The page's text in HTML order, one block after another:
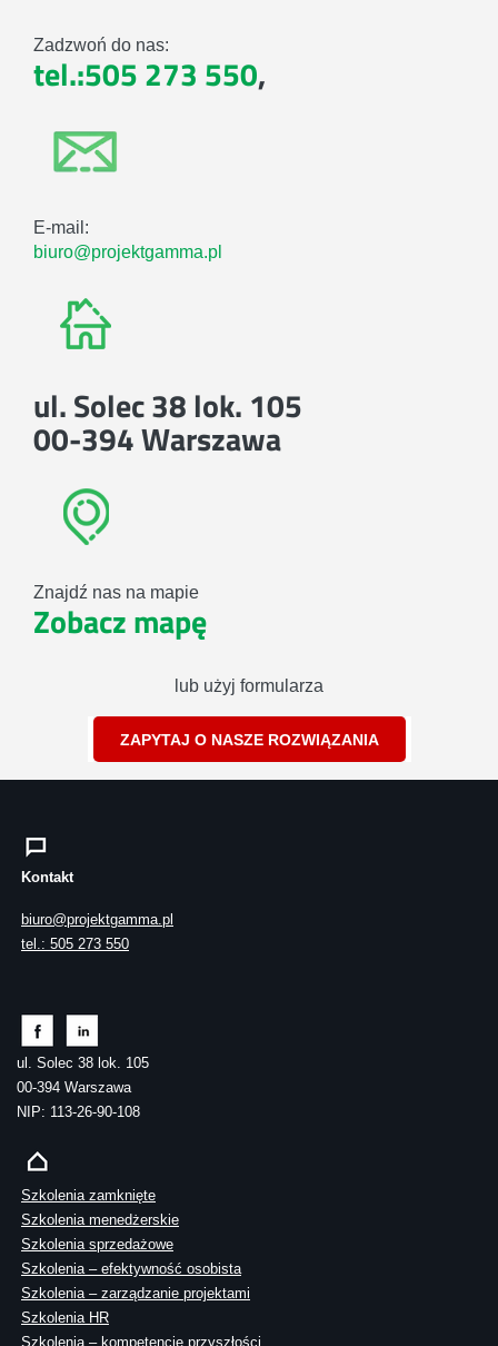
Zadzwoń do nas:
tel.:505 273 550,
E-mail:
biuro@projektgamma.pl
ul. Solec 38 lok. 105
00-394 Warszawa
Znajdź nas na mapie
Zobacz mapę
lub użyj formularza
ZAPYTAJ O NASZE ROZWIĄZANIA
Kontakt
biuro@projektgamma.pl
tel.: 505 273 550
ul. Solec 38 lok. 105
00-394 Warszawa
NIP: 113-26-90-108
Szkolenia zamknięte
Szkolenia menedżerskie
Szkolenia sprzedażowe
Szkolenia – efektywność osobista
Szkolenia – zarządzanie projektami
Szkolenia HR
Szkolenia – kompetencje przyszłości